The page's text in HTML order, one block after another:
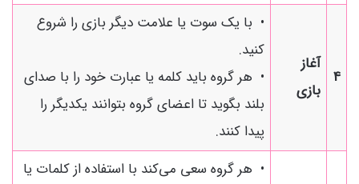
4
آغاز
بازی
• با یک سوت یا علامت دیگر بازی را شروع
کنید.
• هر گروه باید کلمه یا عبارت خود را با صدای
بلند بگوید تا اعضای گروه بتوانند یکدیگر را
پیدا کنند.
• هر گروه سعی می‌کند با استفاده از کلمات یا